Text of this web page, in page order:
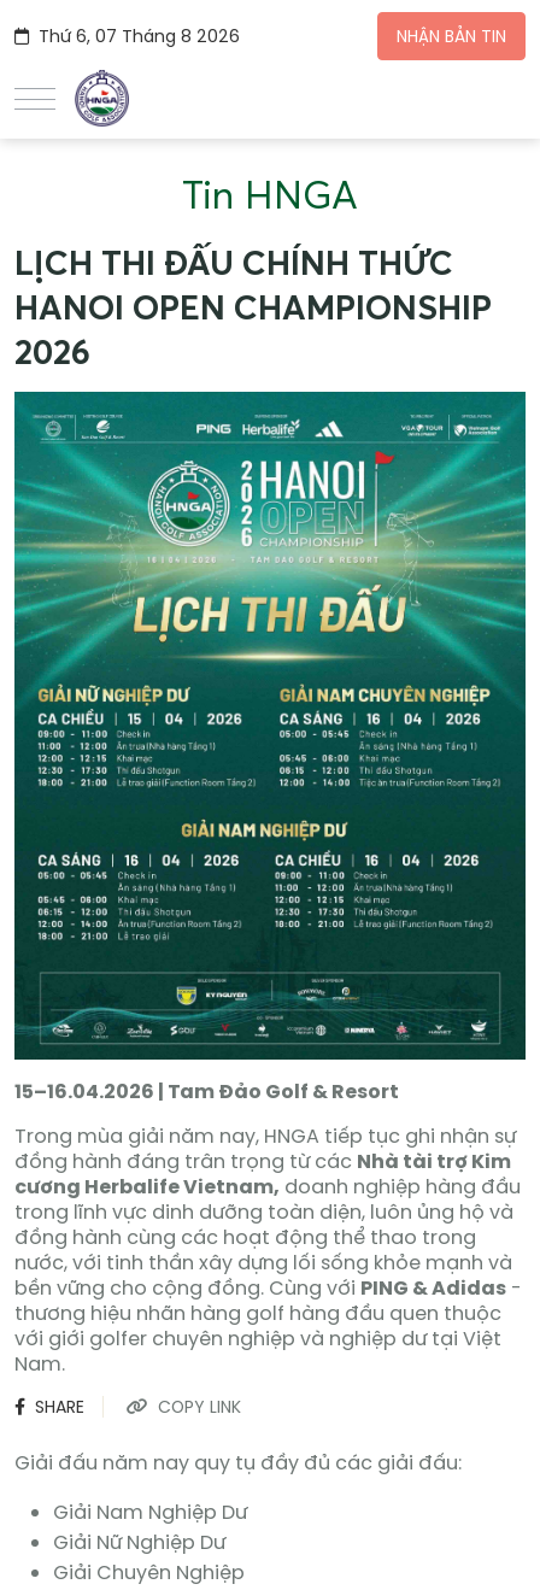
Thứ 6, 07 Tháng 8 2026 NHẬN BẢN TIN
Tin HNGA
LỊCH THI ĐẤU CHÍNH THỨC
HANOI OPEN CHAMPIONSHIP
2026
15–16.04.2026 | Tam Đảo Golf & Resort
Trong mùa giải năm nay, HNGA tiếp tục ghi nhận sự
đồng hành đáng trân trọng từ các Nhà tài trợ Kim
cương Herbalife Vietnam, doanh nghiệp hàng đầu
trong lĩnh vực dinh dưỡng toàn diện, luôn ủng hộ và
đồng hành cùng các hoạt động thể thao trong
nước, với tinh thần xây dựng lối sống khỏe mạnh và
bền vững cho cộng đồng. Cùng với PING & Adidas -
thương hiệu nhãn hàng golf hàng đầu quen thuộc
với giới golfer chuyên nghiệp và nghiệp dư tại Việt
Nam.
SHARE COPY LINK
Giải đấu năm nay quy tụ đầy đủ các giải đấu:
Giải Nam Nghiệp Dư
Giải Nữ Nghiệp Dư
Giải Chuyên Nghiệp